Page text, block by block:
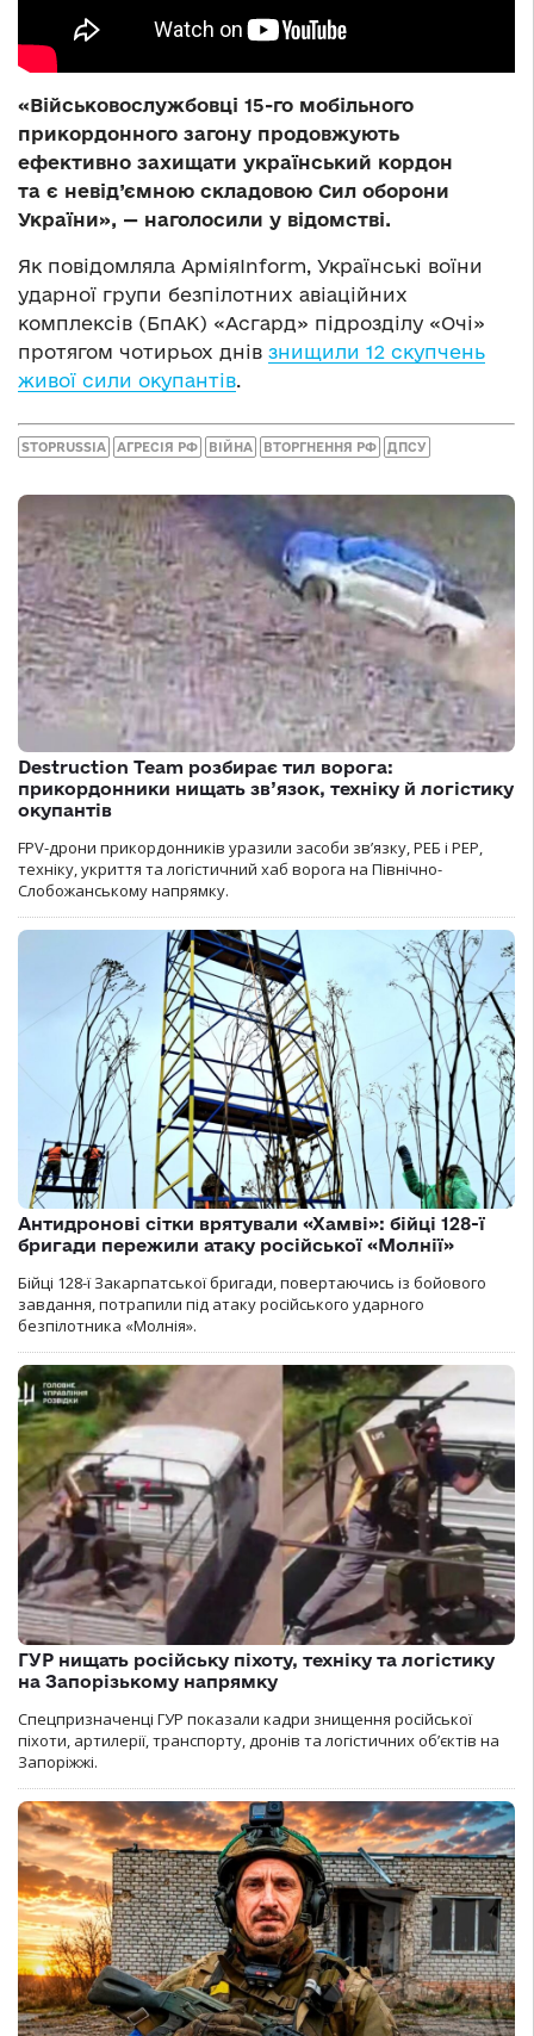
«Військовослужбовці 15-го мобільного
прикордонного загону продовжують
ефективно захищати український кордон
та є невід’ємною складовою Сил оборони
України», — наголосили у відомстві.
Як повідомляла АрміяInform, Українські воїни
ударної групи безпілотних авіаційних
комплексів (БпАК) «Асгард» підрозділу «Очі»
протягом чотирьох днів знищили 12 скупчень
живої сили окупантів.
STOPRUSSIA АГРЕСІЯ РФ ВІЙНА ВТОРГНЕННЯ РФ ДПСУ
Destruction Team розбирає тил ворога:
прикордонники нищать зв’язок, техніку й логістику
окупантів
FPV-дрони прикордонників уразили засоби зв’язку, РЕБ і РЕР,
техніку, укриття та логістичний хаб ворога на Північно-
Слобожанському напрямку.
Антидронові сітки врятували «Хамві»: бійці 128-ї
бригади пережили атаку російської «Молнії»
Бійці 128-ї Закарпатської бригади, повертаючись із бойового
завдання, потрапили під атаку російського ударного
безпілотника «Молнія».
ГУР нищать російську піхоту, техніку та логістику
на Запорізькому напрямку
Спецпризначенці ГУР показали кадри знищення російської
піхоти, артилерії, транспорту, дронів та логістичних об’єктів на
Запоріжжі.